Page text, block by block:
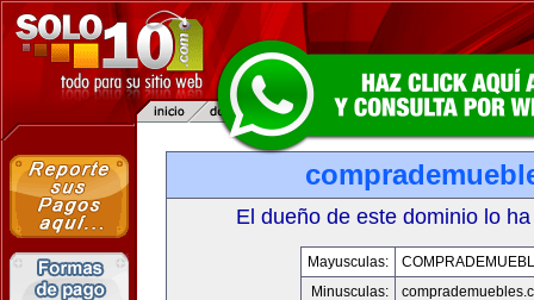
El dueño de este dominio lo
Mayusculas:
Minusculas: